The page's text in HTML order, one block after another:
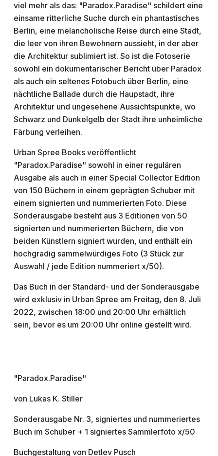
viel mehr als das: "Paradox.Paradise" schildert eine
einsame ritterliche Suche durch ein phantastisches
Berlin, eine melancholische Reise durch eine Stadt,
die leer von ihren Bewohnern aussieht, in der aber
die Architektur sublimiert ist. So ist die Fotoserie
sowohl ein dokumentarischer Bericht über Paradox
als auch ein seltenes Fotobuch über Berlin, eine
nächtliche Ballade durch die Haupstadt, ihre
Architektur und ungesehene Aussichtspunkte, wo
Schwarz und Dunkelgelb der Stadt ihre unheimliche
Färbung verleihen.
Urban Spree Books veröffentlicht
"Paradox.Paradise" sowohl in einer regulären
Ausgabe als auch in einer Special Collector Edition
von 150 Büchern in einem geprägten Schuber mit
einem signierten und nummerierten Foto. Diese
Sonderausgabe besteht aus 3 Editionen von 50
signierten und nummerierten Büchern, die von
beiden Künstlern signiert wurden, und enthält ein
hochgradig sammelwürdiges Foto (3 Stück zur
Auswahl / jede Edition nummeriert x/50).
Das Buch in der Standard- und der Sonderausgabe
wird exklusiv in Urban Spree am Freitag, den 8. Juli
2022, zwischen 18:00 und 20:00 Uhr erhältlich
sein, bevor es um 20:00 Uhr online gestellt wird.
"Paradox.Paradise"
von Lukas K. Stiller
Sonderausgabe Nr. 3, signiertes und nummeriertes
Buch im Schuber + 1 signiertes Sammlerfoto x/50
Buchgestaltung von Detlev Pusch